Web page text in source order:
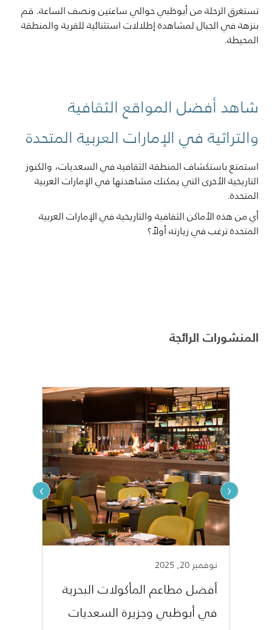
تستغرق الرحلة من أبوظبي حوالي ساعتين ونصف الساعة. قم
بنزهة في الجبال لمشاهدة إطلالات استثنائية للقرية والمنطقة
المحيطة.
شاهد أفضل المواقع الثقافية
والتراثية في الإمارات العربية المتحدة
استمتع باستكشاف المنطقة الثقافية في السعديات، والكنوز
التاريخية الأخرى التي يمكنك مشاهدتها في الإمارات العربية
المتحدة.
أي من هذه الأماكن الثقافية والتاريخية في الإمارات العربية
المتحدة ترغب في زيارته أولاً؟
المنشورات الرائجة
نوفمبر 20, 2025
أفضل مطاعم المأكولات البحرية
في أبوظبي وجزيرة السعديات
‹
›